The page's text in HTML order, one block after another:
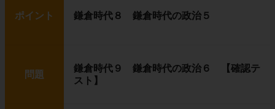
ポイント 鎌倉時代８ 鎌倉時代の政治５
問題
鎌倉時代９ 鎌倉時代の政治６ 【確認テ
スト】